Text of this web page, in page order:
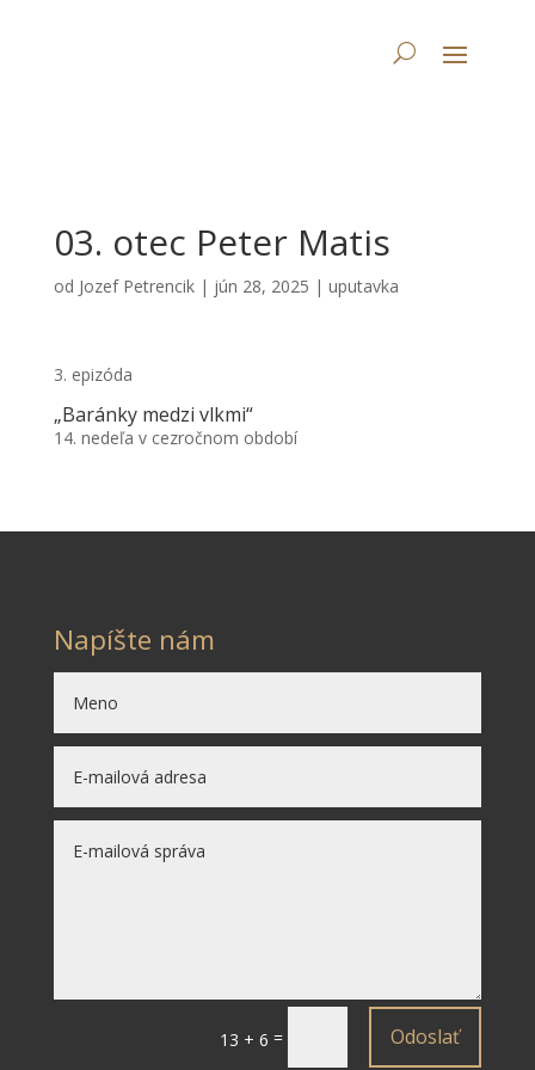
03. otec Peter Matis
od Jozef Petrencik| jún 28, 2025 | uputavka
3. epizóda
„Baránky medzi vlkmi“
14. nedeľa v cezročnom období
Napíšte nám
13 + 6 = Odoslať